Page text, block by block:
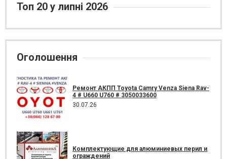
Топ 20 у липні 2026
Оголошення
Ремонт АКПП Toyota Camry Venza Siena Rav-
4 # U660 U760 # 3050033600
30.07.26
Комплектующие для алюминиевых перил и
ограждений